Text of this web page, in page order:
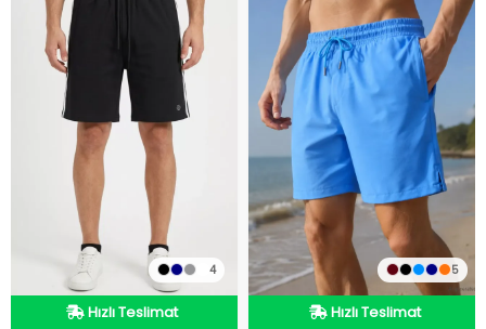
4
Hızlı Teslimat
5
Hızlı Teslimat